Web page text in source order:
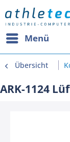
Menü
Übersicht
ARK-1124